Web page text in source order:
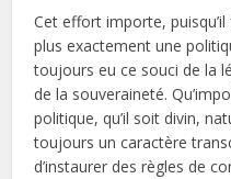
Cet effort importe,
plus exactement une
toujours eu ce souci de la
de la souveraineté.
politique, qu’il soit divin,
toujours un caractère
d’instaurer des règles de